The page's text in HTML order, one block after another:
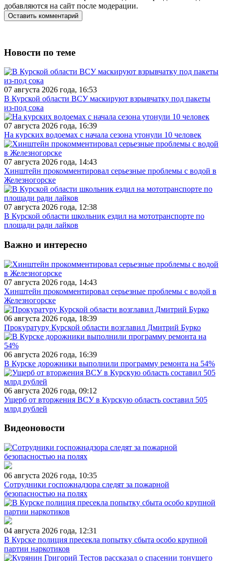
добавляются на сайт после модерации.
Новости по теме
07 августа 2026 года, 16:53
В Курской области ВСУ маскируют взрывчатку под пакеты
из-под сока
07 августа 2026 года, 16:39
На курских водоемах с начала сезона утонули 10 человек
07 августа 2026 года, 14:43
Хинштейн прокомментировал серьезные проблемы с водой в
Железногорске
07 августа 2026 года, 12:38
В Курской области школьник ездил на мототранспорте по
площади ради лайков
Важно и интересно
07 августа 2026 года, 14:43
Хинштейн прокомментировал серьезные проблемы с водой в
Железногорске
06 августа 2026 года, 18:39
Прокуратуру Курской области возглавил Дмитрий Бурко
06 августа 2026 года, 16:39
В Курске дорожники выполнили программу ремонта на 54%
06 августа 2026 года, 09:12
Ущерб от вторжения ВСУ в Курскую область составил 505
млрд рублей
Видеоновости
06 августа 2026 года, 10:35
Сотрудники госпожнадзора следят за пожарной
безопасностью на полях
04 августа 2026 года, 12:31
В Курске полиция пресекла попытку сбыта особо крупной
партии наркотиков